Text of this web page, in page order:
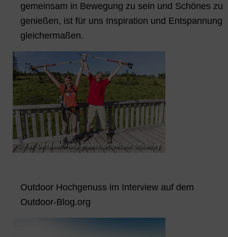
gemeinsam in Bewegung zu sein und Schönes zu
genießen, ist für uns Inspiration und Entspannung
gleichermaßen.
Outdoor Hochgenuss im Interview auf dem
Outdoor-Blog.org